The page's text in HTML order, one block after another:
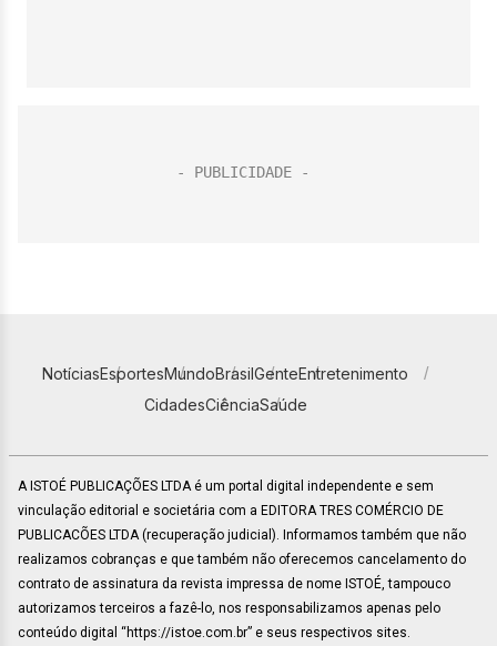
NotíciasEsportesMundoBrasilGenteEntretenimento
CidadesCiênciaSaúde
A ISTOÉ PUBLICAÇÕES LTDA é um portal digital independente e sem
vinculação editorial e societária com a EDITORA TRES COMÉRCIO DE
PUBLICACÕES LTDA (recuperação judicial). Informamos também que não
realizamos cobranças e que também não oferecemos cancelamento do
contrato de assinatura da revista impressa de nome ISTOÉ, tampouco
autorizamos terceiros a fazê-lo, nos responsabilizamos apenas pelo
conteúdo digital “https://istoe.com.br” e seus respectivos sites.